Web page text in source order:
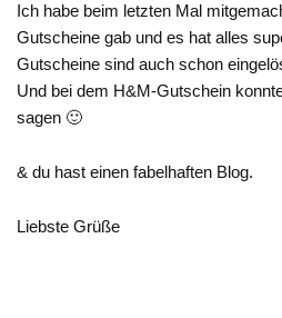
Ich habe beim letzten Mal
Gutscheine gab und es hat alles
Gutscheine sind auch schon
Und bei dem H&M-Gutschein
sagen 🙂
& du hast einen fabelhaften Blog.
Liebste Grüße